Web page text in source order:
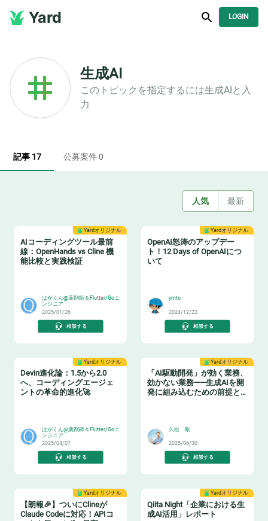
Yard LOGIN
生成AI
このトピックを指定するには生成AI と入
力
記事 17 公募案件 0
人気 最新
Yardオリジナル
AIコーディングツール最前
線：OpenHands vs Cline 機
能比較と実践検証
はがくん@薬剤師＆Flutter/Goエ
ンジニア
2025/01/26
相談する
Yardオリジナル
OpenAI怒涛のアップデー
ト！12 Days of OpenAIにつ
いて
ymto
2024/12/22
相談する
Yardオリジナル
Devin進化論：1.5から2.0
へ、コーディングエージェ
ントの革命的進化🚀
はがくん@薬剤師＆Flutter/Goエ
ンジニア
2025/04/07
相談する
Yardオリジナル
「AI駆動開発」が効く業務、
効かない業務——生成AIを開
発に組み込むための前提と
久松 剛
2025/06/30
相談する
Yardオリジナル
【朗報🎉】ついにClineが
Claude Codeに対応！APIコ
Yardオリジナル
Qiita Night「企業における生
成AI活用」レポート